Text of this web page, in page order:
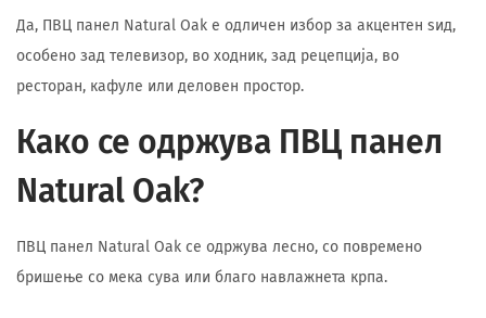
Да, ПВЦ панел Natural Oak е одличен избор за акцентен ѕид,
особено зад телевизор, во ходник, зад рецепција, во
ресторан, кафуле или деловен простор.
Како се одржува ПВЦ панел
Natural Oak?
ПВЦ панел Natural Oak се одржува лесно, со повремено
бришење со мека сува или благо навлажнета крпа.